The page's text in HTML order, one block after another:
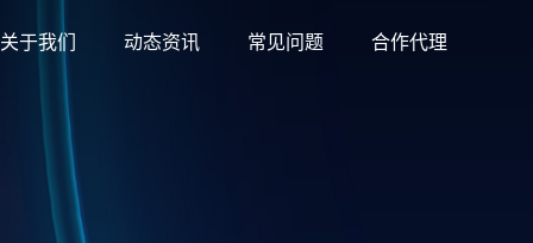
关于我们 动态资讯 常见问题 合作代理